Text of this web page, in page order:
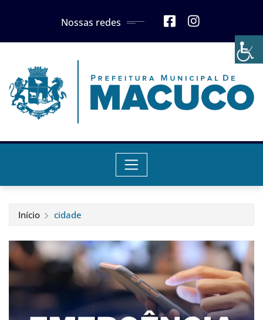
Nossas redes
Início cidade